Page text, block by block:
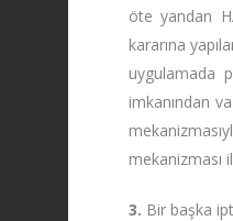
öte yandan
kararına
uygulamada
imkanından
mekanizması
3. Bir başka